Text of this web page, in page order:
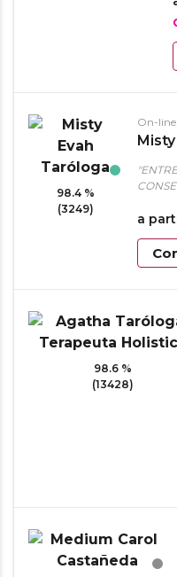
98.4 %
(3249)
On-line
a
98.6 %
(13428)